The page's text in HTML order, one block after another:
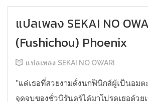
แปลเพลง SEKAI NO
(Fushichou) Phoenix
แปลเพลง SEKAI NO OWARI
"แด่เธอที่สวยงามดั่งนกฟินิกส์ผู้เป็นอมต
จุดจบของชั่วนิรันดร์ได้มาโปรดเธอด้วย